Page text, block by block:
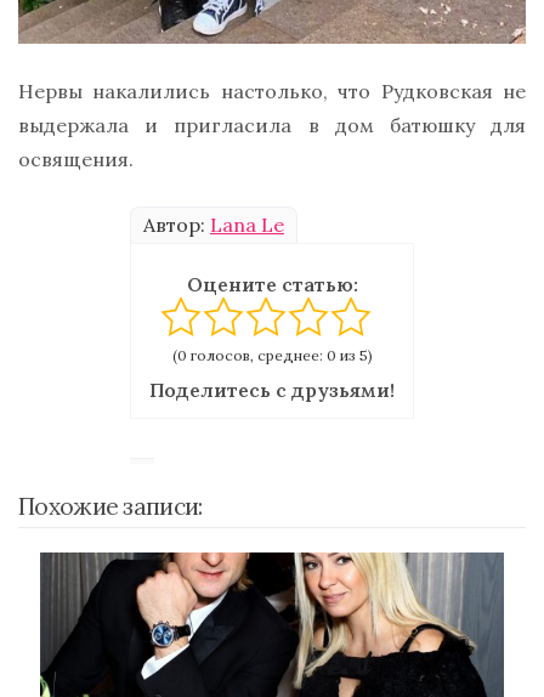
Нервы накалились настолько, что Рудковская не
выдержала и пригласила в дом батюшку для
освящения.
Автор: Lana Le
Оцените статью:
(0 голосов, среднее: 0 из 5)
Поделитесь с друзьями!
Похожие записи: